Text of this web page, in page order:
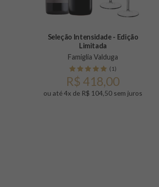
Seleção Intensidade - Edição
Limitada
Famiglia Valduga
(1)
R$ 418,00
ou até 4x de R$ 104,50 sem juros